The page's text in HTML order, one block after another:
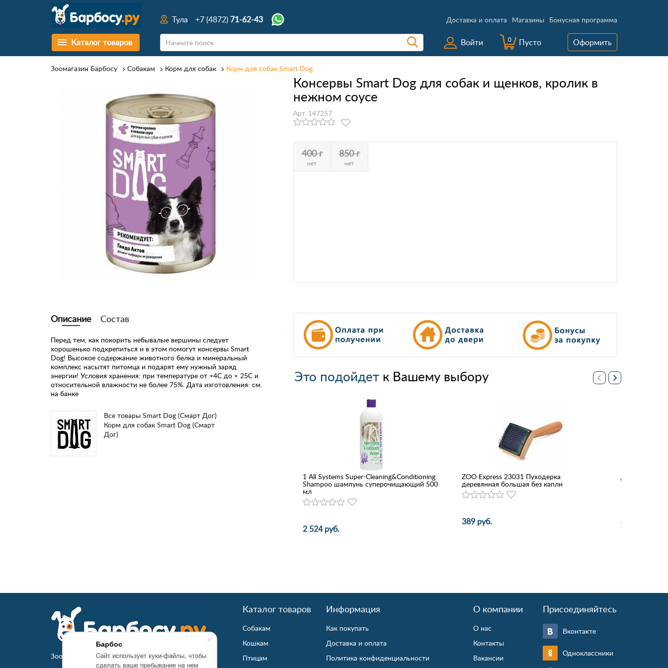
Барбос
Caйт иcпoльзуeт куки-фaйлы, чтoбы
cдeлaть вaшe пpeбывaниe нa нeм
Тула +7 (4872) 71-62-43 Доставка и оплата Магазины Бонусная программа
Каталог товаров Войти 0 Пусто Оформить
Зоомагазин Барбосу Собакам Корм для собак Корм для собак Smart Dog
Консервы Smart Dog для собак и щенков, кролик в
нежном соусе
Арт. 147257
400 г
нет
850 г
нет
Описание Состав
Перед тем, как покорить небывалые вершины следует
хорошенько подкрепиться и в этом помогут консервы Smart
Dog! Высокое содержание животного белка и минеральный
комплекс насытят питомца и подарят ему нужный заряд
энергии! Условия хранения: при температуре от +4С до + 25С и
относительной влажности не более 75%. Дата изготовления: см.
на банке
Все товары Smart Dog (Смарт Дог)
Корм для собак Smart Dog (Смарт
Дог)
Это подойдетк Вашему выбору
1 All Systems Super-Cleaning&Conditioning
Shampoo шампунь суперочищающий 500
мл
2 524 руб.
ZOO Express 23031 Пуходерка
деревянная большая без капли
389 руб.
Дарэлл
4 170 руб.
Зоомагазин Барбосу.ру - товары для животных
Каталог товаров
Собакам
Кошкам
Птицам
Информация
Как покупать
Доставка и оплата
Политика конфиденциальности
О компании
О нас
Контакты
Вакансии
Присоединяйтесь
Вконтакте
Одноклассники